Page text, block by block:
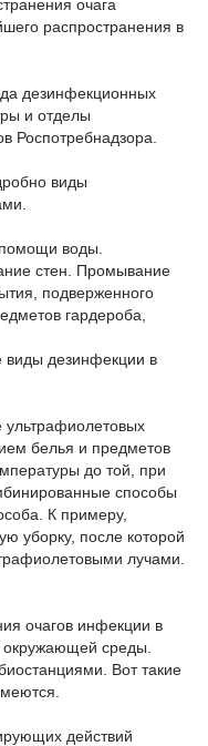
очага
распространения в
дезинфекционных
и отделы
Роспотребнадзора.
виды
воды.
стен. Промывание
подверженного
гардероба,
виды дезинфекции в
ультрафиолетовых
белья и предметов
до той, при
способы
К примеру,
уборку, после которой
лучами.
очагов инфекции в
окружающей среды.
Вот такие
действий